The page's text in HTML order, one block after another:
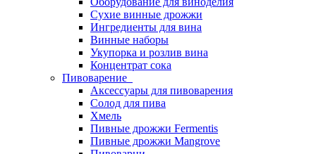
Сухие винные дрожжи
Ингредиенты для вина
Винные наборы
Укупорка и розлив вина
Концентрат сока
Пивоварение
Аксессуары для пивоварения
Солод для пива
Хмель
Пивные дрожжи Fermentis
Пивные дрожжи Mangrove